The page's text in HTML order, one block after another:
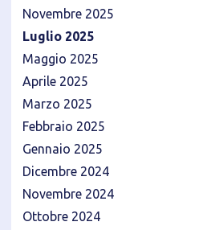
Novembre 2025
Luglio 2025
Maggio 2025
Aprile 2025
Marzo 2025
Febbraio 2025
Gennaio 2025
Dicembre 2024
Novembre 2024
Ottobre 2024